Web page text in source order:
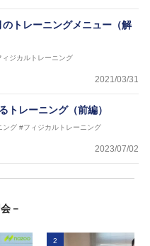
トレーニングメニュー（解
ィジカルトレーニング
2021/03/31
トレーニング（前編）
ング #フィジカルトレーニング
2023/07/02
－
2